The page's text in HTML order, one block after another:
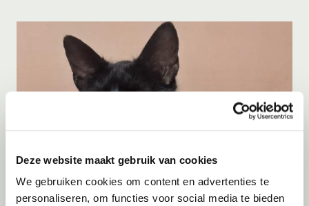
Deze website maakt gebruik van cookies
We gebruiken cookies om content en advertenties te
personaliseren, om functies voor social media te bieden